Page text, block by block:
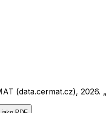
(data.cermat.cz), 2026.